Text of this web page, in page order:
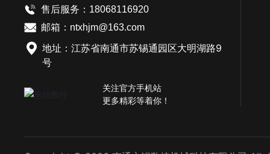
售后服务： 18068116920
邮箱： ntxhjm@163.com
地址：江苏省南通市苏锡通园区大明湖路9
号
关注官方手机站
更多精彩等着你！